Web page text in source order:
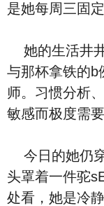
是她每周三固定
她的生活井
与那杯拿铁的
师。习惯分析
敏感而极度需
今日的她仍
头罩着一件驼
处看，她是冷